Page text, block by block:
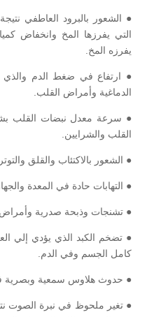
● الشعور بالبرود العاطفي
التي يفرزها المخ وانخفاض
يفرزه المخ.
● ارتفاع في ضغط الدم والذي
الدماغية وأمراض القلب.
● سرعة معدل نبضات القلب
القلب والشرايين.
● الشعور بالاكتئاب والقلق
● التهابات حادة في المعدة
● تشنجات وذبحة صدرية وأمراض
● تضخم الكبد الذي يؤدي إلي
كامل الجسم وفي الدم.
● حدوث هلاوس سمعية وبصرية
● تغير ملحوظ في نبرة الصوت